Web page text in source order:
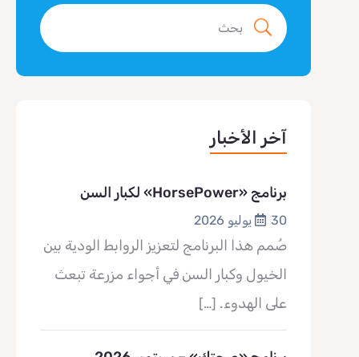
آخر الأخبار
برنامج «HorsePower» لكبار السن
30 يوليو 2026
صُمم هذا البرنامج لتعزيز الروابط الودية بين
الخيول وكبار السن في أجواء مزرعة تبعث
على الهدوء. […]